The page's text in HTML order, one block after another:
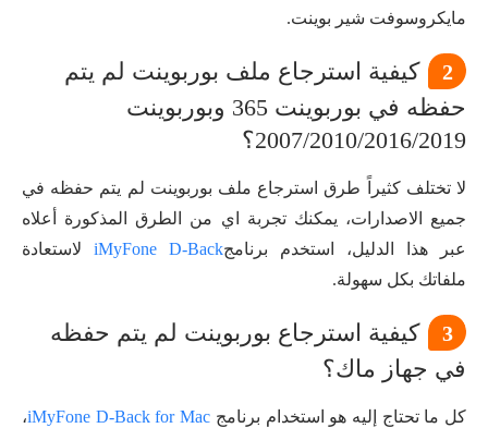
مايكروسوفت شير بوينت.
2
كيفية استرجاع ملف بوربوينت لم يتم
حفظه في بوربوينت 365 وبوربوينت
2007/2010/2016/2019؟
لا تختلف كثيراً طرق استرجاع ملف بوربوينت لم يتم حفظه في
جميع الاصدارات، يمكنك تجربة اي من الطرق المذكورة أعلاه
عبر هذا الدليل، استخدم برنامجiMyFone D-Back لاستعادة
ملفاتك بكل سهولة.
3
كيفية استرجاع بوربوينت لم يتم حفظه
في جهاز ماك؟
كل ما تحتاج إليه هو استخدام برنامج iMyFone D-Back for Mac،